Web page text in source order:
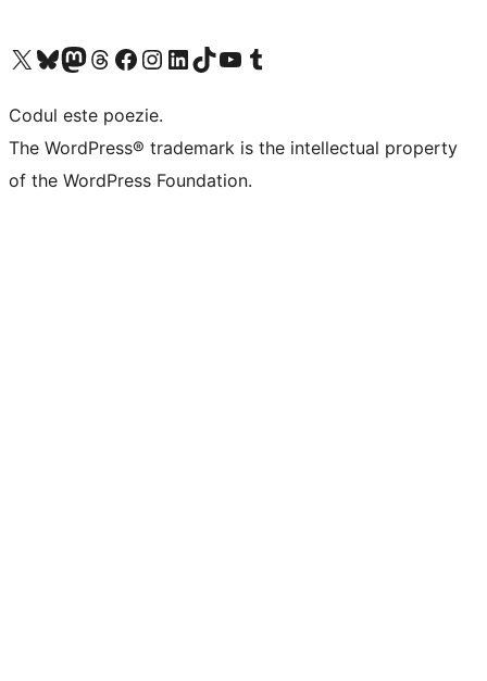
Mergi la contul nostru X (fost Twitter)
Vizitează contul nostru Bluesky
Vizitează contul nostru Mastodon
Vizitează contul nostru Threads
Vizitează pagina noastră Facebook
Vizitează-ne pe Instagram
Vizitează-ne pe LinkedIn
Vizitează contul nostru TikTok
Vizitează canalul nostru YouTube
Vizitează contul nostru Tumblr
Codul este poezie.
The WordPress® trademark is the intellectual property
of the WordPress Foundation.